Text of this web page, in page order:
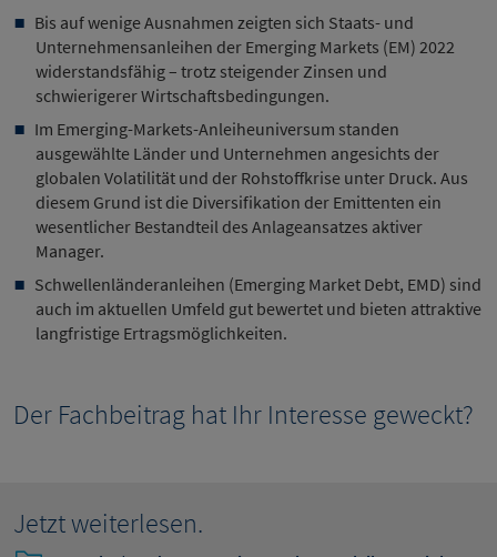
Bis auf wenige Ausnahmen zeigten sich Staats- und
Unternehmensanleihen der Emerging Markets (EM) 2022
widerstandsfähig – trotz steigender Zinsen und
schwierigerer Wirtschaftsbedingungen.
Im Emerging-Markets-Anleiheuniversum standen
ausgewählte Länder und Unternehmen angesichts der
globalen Volatilität und der Rohstoffkrise unter Druck. Aus
diesem Grund ist die Diversifikation der Emittenten ein
wesentlicher Bestandteil des Anlageansatzes aktiver
Manager.
Schwellenländeranleihen (Emerging Market Debt, EMD) sind
auch im aktuellen Umfeld gut bewertet und bieten attraktive
langfristige Ertragsmöglichkeiten.
Der Fachbeitrag hat Ihr Interesse geweckt?
Jetzt weiterlesen.